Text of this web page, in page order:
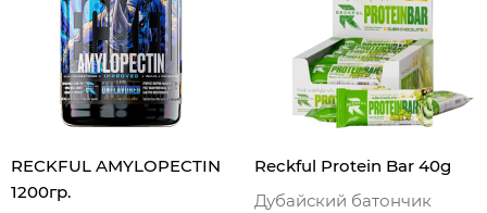
RECKFUL AMYLOPECTIN
1200гр.
Reckful Protein Bar 40g
Дубайский батончик